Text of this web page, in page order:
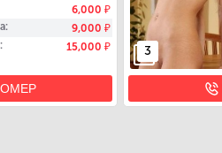
6,000 ₽
9,000 ₽
15,000 ₽ 3